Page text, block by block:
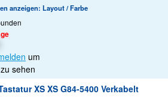
anzeigen: Layout / Farbe
um
sehen
XS XS G84-5400 Verkabelt